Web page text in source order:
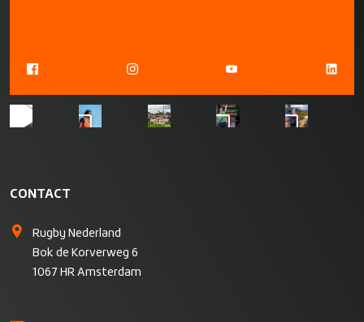
CONTACT
Rugby Nederland
Bok de Korverweg 6
1067 HR Amsterdam